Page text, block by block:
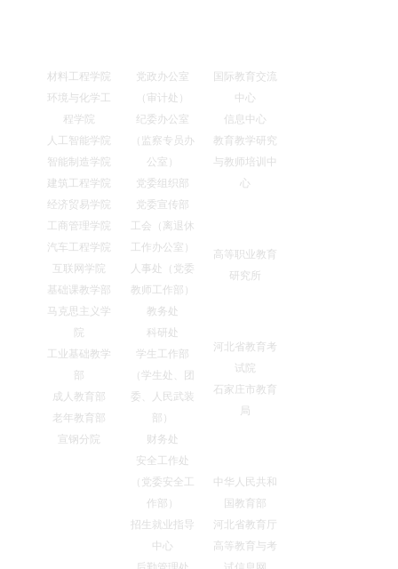
材料工程学院
环境与化学工
程学院
人工智能学院
智能制造学院
建筑工程学院
经济贸易学院
工商管理学院
汽车工程学院
互联网学院
基础课教学部
马克思主义学
院
工业基础教学
部
成人教育部
老年教育部
宣钢分院
党政办公室
（审计处）
纪委办公室
（监察专员办
公室）
党委组织部
党委宣传部
工会（离退休
工作办公室）
人事处（党委
教师工作部）
教务处
科研处
学生工作部
（学生处、团
委、人民武装
部）
财务处
安全工作处
（党委安全工
作部）
招生就业指导
中心
国际教育交流
中心
信息中心
教育教学研究
与教师培训中
心
高等职业教育
研究所
河北省教育考
试院
石家庄市教育
局
中华人民共和
国教育部
河北省教育厅
高等教育与考